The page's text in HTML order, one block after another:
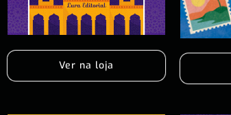
Ver na loja